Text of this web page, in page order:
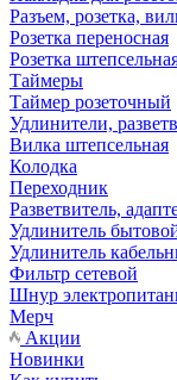
Разъем, розетка,
Розетка переносная
Розетка
Таймеры
Таймер розеточный
Удлинители,
Вилка штепсельная
Колодка
Переходник
Разветвитель,
Удлинитель
Удлинитель
Фильтр сетевой
Шнур
Мерч
Акции
Новинки